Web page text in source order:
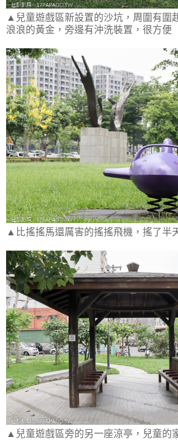
▲兒童遊戲區新設置的沙坑，周圍有圍
浪浪的黃金，旁邊有沖洗裝置，很方便
▲比搖搖馬還厲害的搖搖飛機，搖了半
▲兒童遊戲區旁的另一座涼亭，兒童的